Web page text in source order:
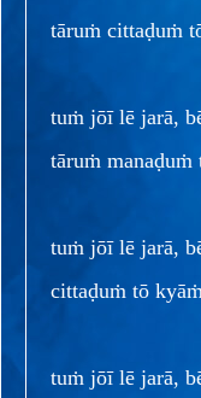
tāruṁ cittaḍuṁ
tuṁ jōī lē jarā,
tāruṁ manaḍuṁ
tuṁ jōī lē jarā,
cittaḍuṁ tō
tuṁ jōī lē jarā,